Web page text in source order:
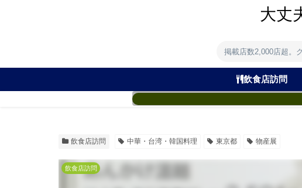
大丈
掲載店数2,000店超。
飲食店訪問
飲食店訪問 中華・台湾・韓国料理 東京都 物産展
飲食店訪問